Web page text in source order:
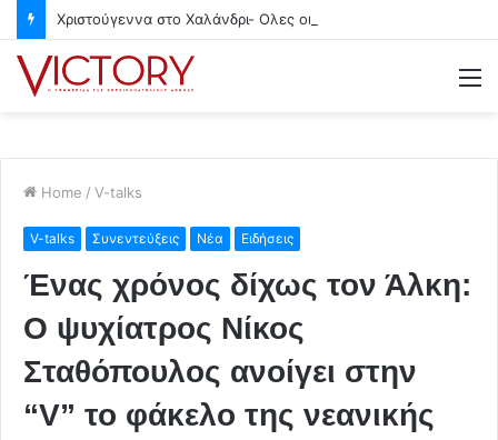
Home / V-talks
V-talks Συνεντεύξεις Νέα Ειδήσεις
Ένας χρόνος δίχως τον Άλκη:
Ο ψυχίατρος Νίκος
Σταθόπουλος ανοίγει στην
“V” το φάκελο της νεανικής